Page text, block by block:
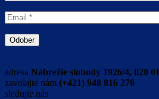
adresa Nábrežie slobody 1926/4, 020
zavolajte nám (+421) 948 816 270
sledujte nás